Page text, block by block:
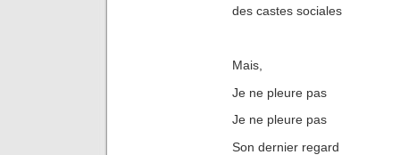
des castes sociales
Mais,
Je ne pleure pas
Je ne pleure pas
Son dernier regard